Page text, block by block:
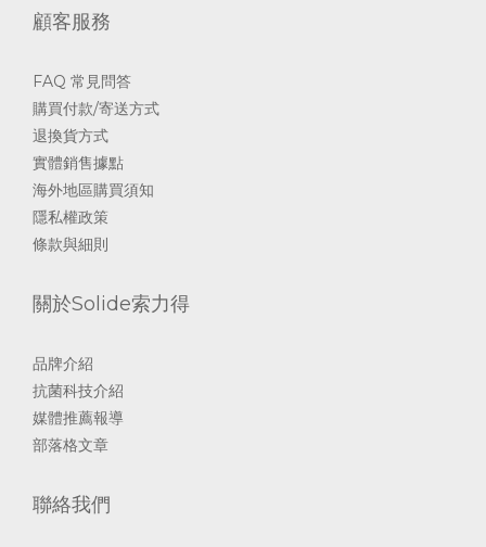
顧客服務
FAQ 常見問答
購買付款/寄送方式
退換貨方式
實體銷售據點
海外地區購買須知
隱私權政策
條款與細則
關於Solide索力得
品牌介紹
抗菌科技介紹
媒體推薦報導
部落格文章
聯絡我們